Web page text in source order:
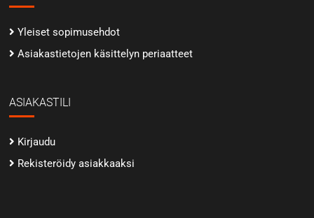
Yleiset sopimusehdot
Asiakastietojen käsittelyn periaatteet
ASIAKASTILI
Kirjaudu
Rekisteröidy asiakkaaksi